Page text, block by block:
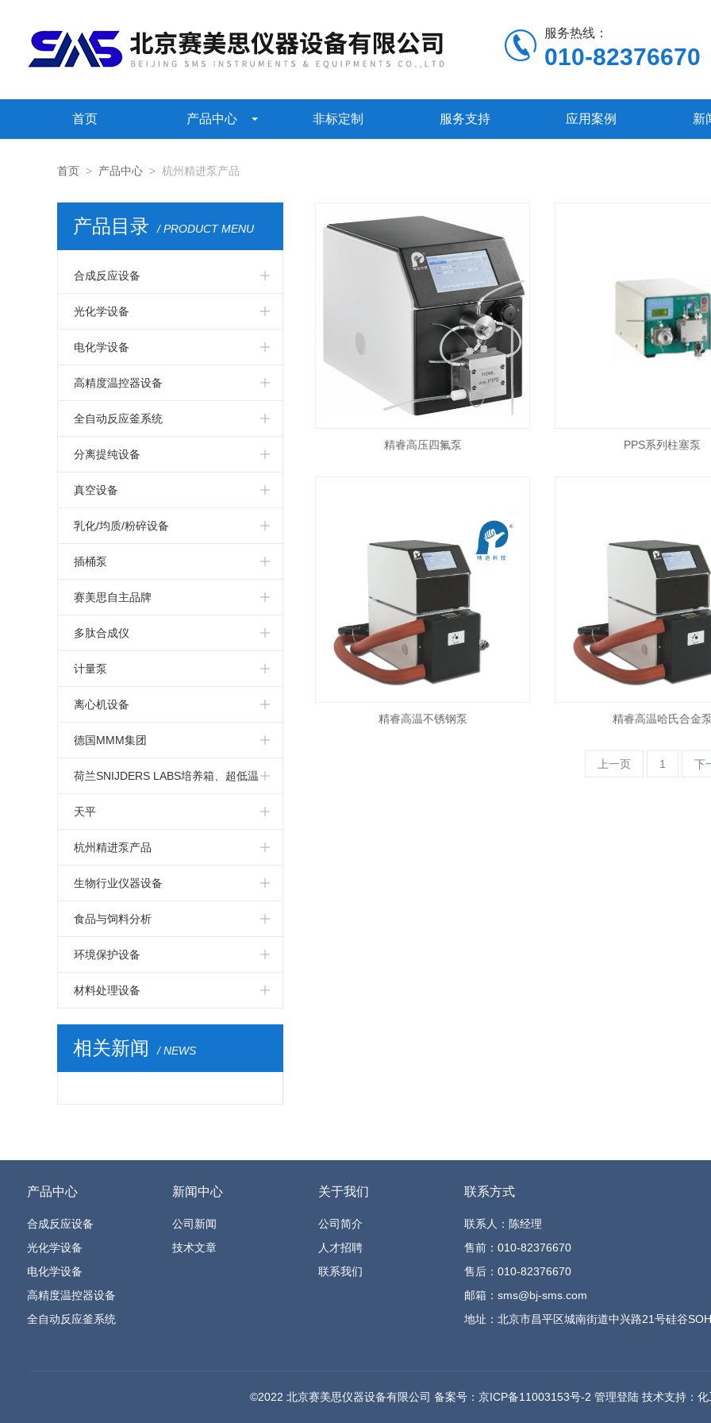
服务热线：
010-82376670
首页 产品中心 非标定制 服务支持 应用案例 新
首页 > 产品中心 > 杭州精进泵产品
产品目录 / PRODUCT MENU
合成反应设备
英国AM Technology动态混合反应器
国产恒温加热仪
Asynt系列反应模块
CHEMGLASS 玻璃反应釜系统
CHEMGLASS 平行合成模块
Hel 平行反应与过程研发设备
AGI反应釜系统
UNIQSIS 连续流微反应器
光化学设备
电化学设备
电化学
高精度温控器设备
高精度动态温度控制器Unistat
特殊产品
制冷器
高精度循环水浴/油浴
德国single
全自动反应釜系统
实验室反应釜系统
反应量热仪
HiTec Zang 全自动反应釜
分离提纯设备
Heidolph 旋转蒸发仪
Genser 大型旋转蒸发仪系统
Heidolph 磁力搅拌器
BUCHI冷冻喷雾干燥机
BUCHI旋转蒸发仪
氮吹仪
喷雾干燥机
真空设备
KNF真空隔膜泵
Vacuubrand无油隔膜泵
vacuubrand油泵
vacuubrand真空控制系统
vacuubrand真空规和控制器
乳化/均质/粉碎设备
ESCO真空乳化
Ystral 国际知名过程技术处理专家
KINEMATICA均质及分散技术
四亿纳米颗粒制备系统
插桶泵
化学波纹管泵
高粘度计量泵
偏心螺杆泵
手动泵
实验室泵
桶泵和容器泵
离心泵
气动隔膜泵
赛美思自主品牌
高压反应釜
顶置搅拌器
摇床
磁力搅拌器
旋转管式炉
油浴
多肽合成仪
英国Activotec多肽合成仪
计量泵
离心机设备
德国MMM集团
德国MMM集团箱体
荷兰SNIJDERS LABS培养箱、超低温
冰箱
卧式超低温冰箱 -86℃
立式超低温 冰箱 -86ºC
定制类型产品
气候箱
天平
水分测定仪
kern分析天平
kern精密天平
kern便携天平
杭州精进泵产品
精睿不锈钢高温高精度进料泵
精睿柱塞泵
PPS小流量进料泵
生物行业仪器设备
生物制药
Solida发酵罐
荷兰snijders
食品与饲料分析
BUCHI-凯氏定氮仪
BUCHI全自动凯氏定氮仪
BEHR 凯氏定氮
BEHR 粗纤维测定
环境保护设备
BEHR 采样器
BEHR 固相萃取仪
BEHR 生物活性测定仪
材料处理设备
MMM烘箱
Mic-mac气流粉碎机隔离箱
相关新闻 / NEWS
精睿高压四氟泵 PPS系列柱塞泵
精睿高温不锈钢泵 精睿高温哈氏合金
上一页 1 下
产品中心
合成反应设备
光化学设备
电化学设备
高精度温控器设备
全自动反应釜系统
新闻中心
公司新闻
技术文章
关于我们
公司简介
人才招聘
联系我们
联系方式
联系人：陈经理
售前：010-82376670
售后：010-82376670
邮箱：sms@bj-sms.com
地址：北京市昌平区城南街道中兴路21号硅谷
©2022 北京赛美思仪器设备有限公司 备案号：京ICP备11003153号-2 管理登陆技术支持： 化